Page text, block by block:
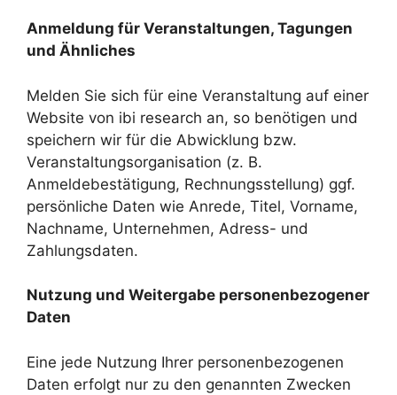
Anmeldung für Veranstaltungen, Tagungen
und Ähnliches
Melden Sie sich für eine Veranstaltung auf einer
Website von ibi research an, so benötigen und
speichern wir für die Abwicklung bzw.
Veranstaltungsorganisation (z. B.
Anmeldebestätigung, Rechnungsstellung) ggf.
persönliche Daten wie Anrede, Titel, Vorname,
Nachname, Unternehmen, Adress- und
Zahlungsdaten.
Nutzung und Weitergabe personenbezogener
Daten
Eine jede Nutzung Ihrer personenbezogenen
Daten erfolgt nur zu den genannten Zwecken